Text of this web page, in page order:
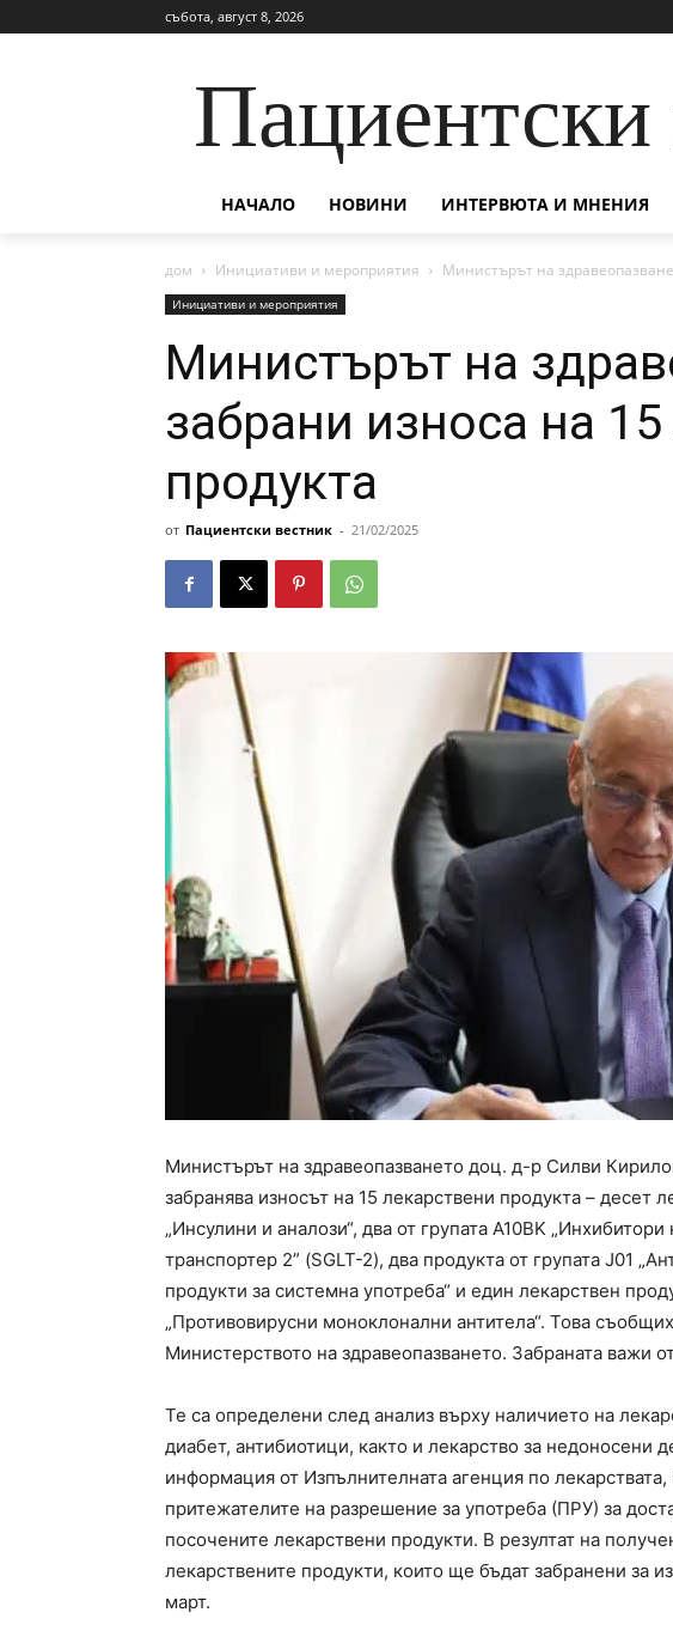
събота, август 8, 2026
Пациентски
НАЧАЛО НОВИНИ ИНТЕРВЮТА И МНЕНИЯ
дом Инициативи и мероприятия Министърът на
Инициативи и мероприятия
Министърът на
забрани износа на
продукта
от Пациентски вестник - 21/02/2025
Министърът на здравеопазването доц. д-р Силви
забранява износът на 15 лекарствени продукта – десет
„Инсулини и аналози“, два от групата A10BK
транспортер 2” (SGLT-2), два продукта от групата J01
продукти за системна употреба“ и един лекарствен
„Противовирусни моноклонални антитела“. Това
Министерството на здравеопазването. Забраната важи
Те са определени след анализ върху наличието на
диабет, антибиотици, както и лекарство за недоносени
информация от Изпълнителната агенция по
притежателите на разрешение за употреба (ПРУ) за
посочените лекарствени продукти. В резултат на
лекарствените продукти, които ще бъдат забранени за
март.